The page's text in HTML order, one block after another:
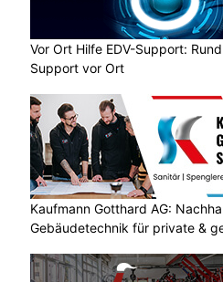
Vor Ort Hilfe EDV-Support:
Support vor Ort
Kaufmann Gotthard AG:
Gebäudetechnik für private &